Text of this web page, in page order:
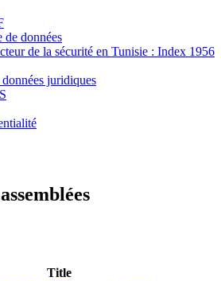
de données
de la sécurité en Tunisie : Index 1956
juridiques
Title